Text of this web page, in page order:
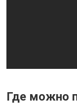
Где можно